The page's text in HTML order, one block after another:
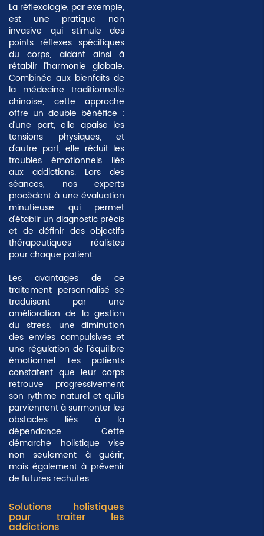
La réflexologie, par exemple,
est une pratique non
invasive qui stimule des
points réflexes spécifiques
du corps, aidant ainsi à
rétablir l'harmonie globale.
Combinée aux bienfaits de
la médecine traditionnelle
chinoise, cette approche
offre un double bénéfice :
d'une part, elle apaise les
tensions physiques, et
d'autre part, elle réduit les
troubles émotionnels liés
aux addictions. Lors des
séances, nos experts
procèdent à une évaluation
minutieuse qui permet
d'établir un diagnostic précis
et de définir des objectifs
thérapeutiques réalistes
pour chaque patient.
Les avantages de ce
traitement personnalisé se
traduisent par une
amélioration de la gestion
du stress, une diminution
des envies compulsives et
une régulation de l'équilibre
émotionnel. Les patients
constatent que leur corps
retrouve progressivement
son rythme naturel et qu'ils
parviennent à surmonter les
obstacles liés à la
dépendance. Cette
démarche holistique vise
non seulement à guérir,
mais également à prévenir
de futures rechutes.
Solutions holistiques
pour traiter les
addictions